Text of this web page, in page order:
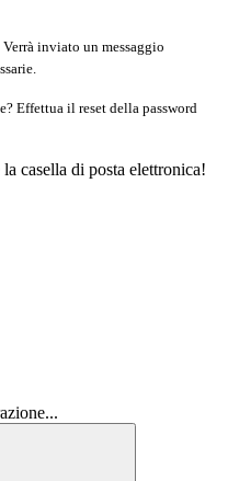
Verrà inviato un messaggio
Effettua il reset della password
casella di posta elettronica!